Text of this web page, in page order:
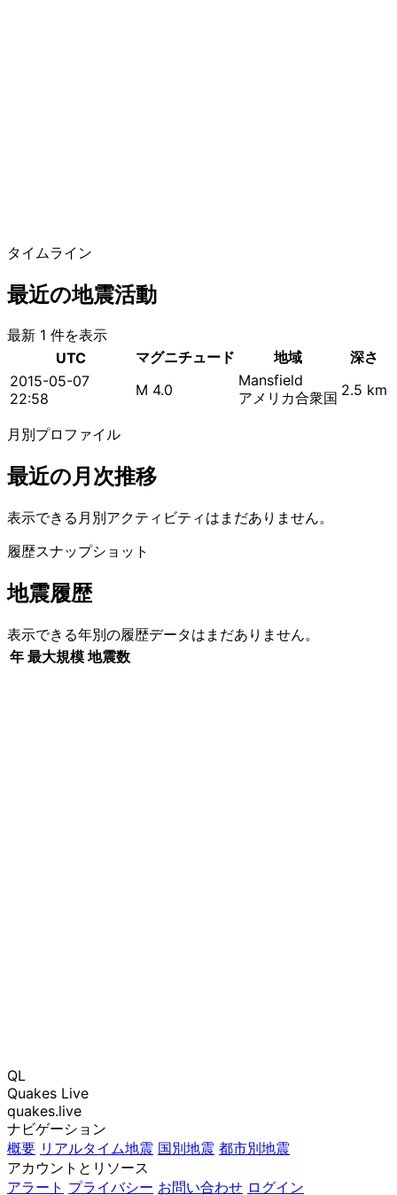
タイムライン
最近の地震活動
最新 1 件を表示
UTC
マグニチュード 地域
深さ
2015-05-07
22:58
M 4.0
Mansfield
アメリカ合衆国 2.5 km
月別プロファイル
最近の月次推移
表示できる月別アクティビティはまだありません。
履歴スナップショット
地震履歴
表示できる年別の履歴データはまだありません。
年 最大規模 地震数
QL
Quakes Live
quakes.live
ナビゲーション
概要 リアルタイム地震 国別地震 都市別地震
アカウントとリソース
アラート プライバシー お問い合わせ ログイン